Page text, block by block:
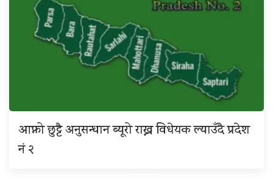
आफ्नो छुट्टै अनुसन्धान ब्यूरो राख्न विधेयक ल्याउँदै प्रदेश
नं २